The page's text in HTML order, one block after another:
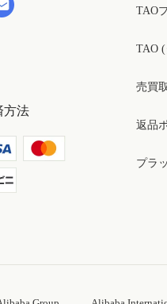
方法
TAO
TAO
売買
返品
プラ